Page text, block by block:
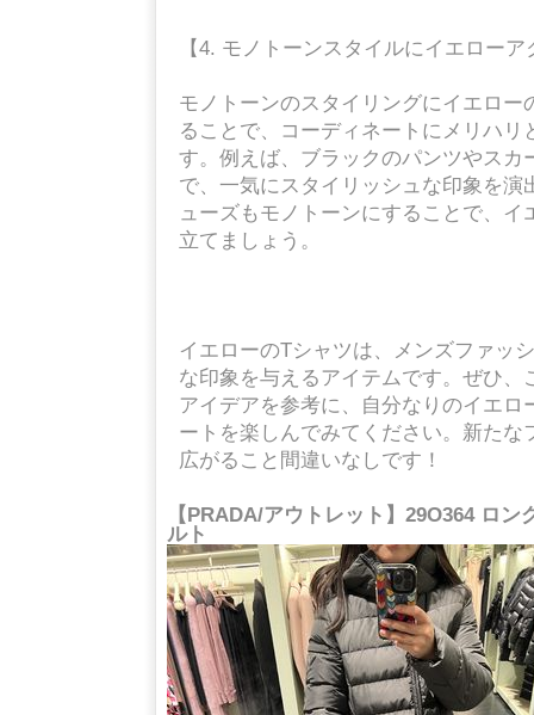
【4. モノトーンスタイルにイエロー
モノトーンのスタイリングにイエロー
ることで、コーディネートにメリハリ
す。例えば、ブラックのパンツやスカ
で、一気にスタイリッシュな印象を演
ューズもモノトーンにすることで、イ
立てましょう。
イエローのTシャツは、メンズファッ
な印象を与えるアイテムです。ぜひ、
アイデアを参考に、自分なりのイエロ
ートを楽しんでみてください。新たな
広がること間違いなしです！
【PRADA/アウトレット】29O364 ロ
ルト